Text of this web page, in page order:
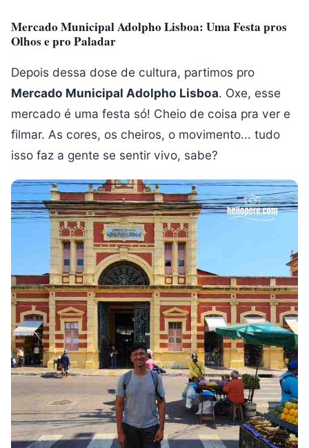
Mercado Municipal Adolpho Lisboa: Uma Festa pros
Olhos e pro Paladar
Depois dessa dose de cultura, partimos pro
Mercado Municipal Adolpho Lisboa. Oxe, esse
mercado é uma festa só! Cheio de coisa pra ver e
filmar. As cores, os cheiros, o movimento... tudo
isso faz a gente se sentir vivo, sabe?